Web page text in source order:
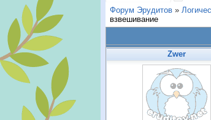
Форум Эрудитов »
взвешивание
Zwer